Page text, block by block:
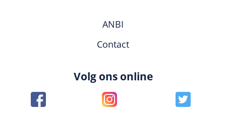
ANBI
Contact
Volg ons online